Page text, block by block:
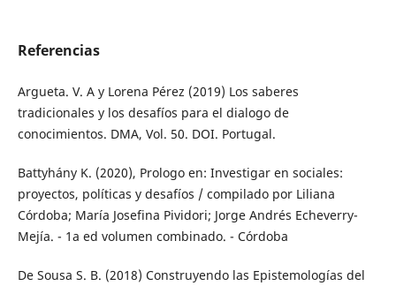
Referencias
Argueta. V. A y Lorena Pérez (2019) Los saberes
tradicionales y los desafíos para el dialogo de
conocimientos. DMA, Vol. 50. DOI. Portugal.
Battyhány K. (2020), Prologo en: Investigar en sociales:
proyectos, políticas y desafíos / compilado por Liliana
Córdoba; María Josefina Pividori; Jorge Andrés Echeverry-
Mejía. - 1a ed volumen combinado. - Córdoba
De Sousa S. B. (2018) Construyendo las Epistemologías del